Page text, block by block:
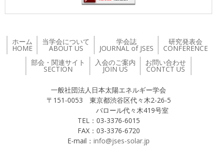
ホーム
HOME
当学会について
ABOUT US
学会誌
JOURNAL of JSES
研究発表会
CONFERENCE
部会・関連サイト
SECTION
入会のご案内
JOIN US
お問い合わせ
CONTCT US
一般社団法人日本太陽エネルギー学会
〒151-0053 東京都渋谷区代々木2-26-5
バロール代々木419号室
TEL：03-3376-6015
FAX：03-3376-6720
E-mail： info@jses-solar.jp